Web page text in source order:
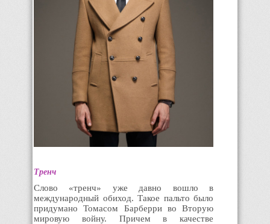
Тренч
Слово «тренч» уже давно вошло в
международный обиход. Такое пальто было
придумано Томасом Барберри во Вторую
мировую войну. Причем в качестве